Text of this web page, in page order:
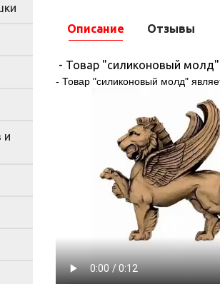
Описание
- Товар "силиконовый молд"
- Товар "силиконовый молд"
Отзывы
и